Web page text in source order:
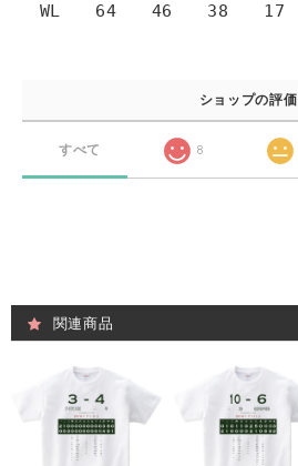
WL 64 46 38 17
ショップの評価
すべて 8
関連商品